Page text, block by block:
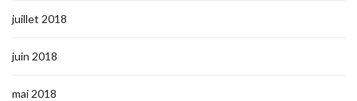
juillet 2018
juin 2018
mai 2018